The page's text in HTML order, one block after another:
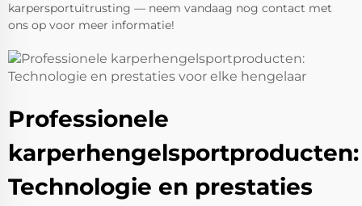
karpersportuitrusting — neem vandaag nog contact met
ons op voor meer informatie!
Professionele
karperhengelsportproducten:
Technologie en prestaties